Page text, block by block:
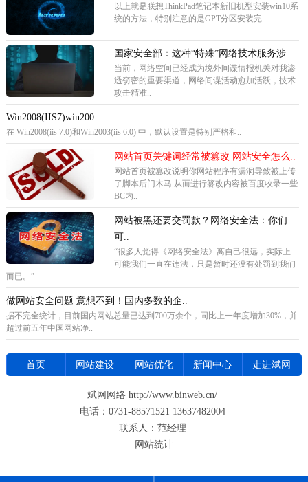
以上就是联想ThinkPad笔记本新旧机型安装win10系
统的方法，特别注意的是GPT分区安装完..
国家安全部：这种“特殊”网络技术服务涉..
当前，网络空间已经成为境外间谍情报机关对我渗
透窃密的重要渠道，网络间谍活动愈加活跃，技术
攻击精准..
Win2008(IIS7)win200..
在 Win2008(iis 7.0)和Win2003(iis 6.0) 中，默认设置是特别严格和..
网站首页关键词经常被篡改 网站安全怎么..
网站首页被篡改说明你网站程序有漏洞导致被上传
了脚本后门木马 从而进行篡改内容被百度收录一些
BC内..
网站被黑还要交罚款？网络安全法：你们
可..
“很多人觉得《网络安全法》离自己很远，实际上
可能我们一直在违法，只是暂时还没有处罚到我们
而已。”
做网站安全问题 意想不到！国内多数的企..
据不完全统计，目前国内网站总量已达到700万余个，同比上一年度增加30%，并
超过前五年中国网站净..
首页 网站建设 网站优化 新闻中心 走进斌网
斌网网络 http://www.binweb.cn/
电话：0731-88571521 13637482004
联系人：范经理
网站统计